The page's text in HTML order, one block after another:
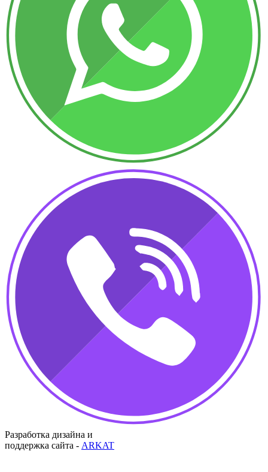
Разработка дизайна и
поддержка сайта - ARKAT